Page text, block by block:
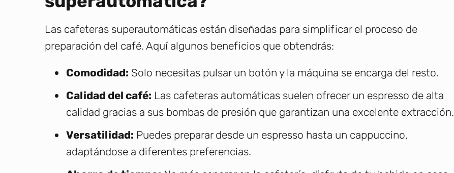
Las cafeteras superautomáticas están diseñadas para simplificar el proceso de
preparación del café. Aquí algunos beneficios que obtendrás:
Comodidad: Solo necesitas pulsar un botón y la máquina se encarga del resto.
Calidad del café: Las cafeteras automáticas suelen ofrecer un espresso de alta
calidad gracias a sus bombas de presión que garantizan una excelente extracción.
Versatilidad: Puedes preparar desde un espresso hasta un cappuccino,
adaptándose a diferentes preferencias.